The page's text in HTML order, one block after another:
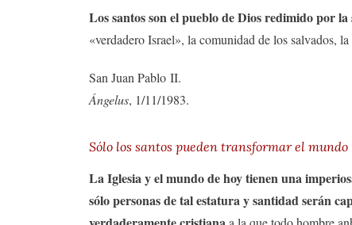
Los santos son el pueblo de Dios redimido por
«verdadero Israel», la comunidad de los salvados,
San Juan Pablo II.
Ángelus, 1/11/1983.
Sólo los santos pueden transformar el mundo
La Iglesia y el mundo de hoy tienen una
sólo personas de tal estatura y santidad serán